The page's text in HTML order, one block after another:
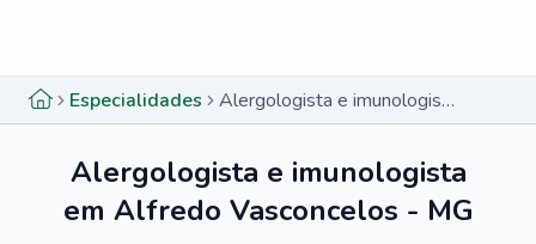
Especialidades Alergologista e imunologista em Alfredo Vasconcelos - MG
Alergologista e imunologista
em Alfredo Vasconcelos - MG